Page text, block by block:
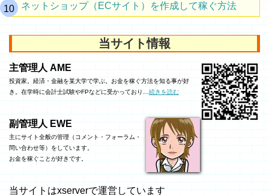
ネットショップ（ECサイト）を作成して稼ぐ方法
当サイト情報
主管理人 AME
投資家。経済・金融を某大学で学ぶ。お金を稼ぐ方法を知る事が好
き。在学時に会計士試験やFPなどに受かっており…続きを読む
副管理人 EWE
主にサイト全般の管理（コメント・フォーラム・
問い合わせ等）をしています。
お金を稼ぐことが好きです。
当サイトはxserverで運営しています